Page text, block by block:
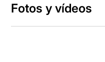
Fotos y vídeos